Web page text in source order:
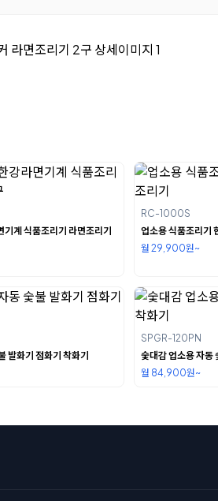
계 식품조리기 라면조리기
RC-1000S
업소용 식품조리기
월 29,900원~
발화기 점화기 착화기
SPGR-120PN
숯대감 업소용 자동
월 84,900원~